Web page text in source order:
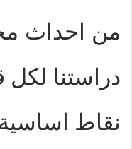
من احداث
دراستنا
نقاط